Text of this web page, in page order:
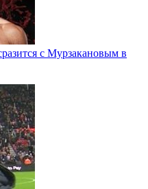
с Мурзакановым в